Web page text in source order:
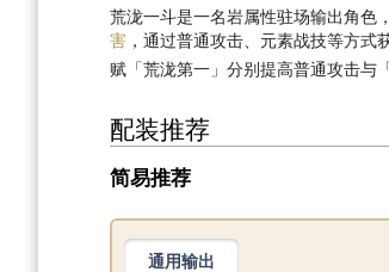
荒泷一斗是一名岩属性驻场输出角色
害 ，通过普通攻击、元素战技等方
赋「荒泷第一」分别提高普通攻击与
配装推荐
简易推荐
通用输出